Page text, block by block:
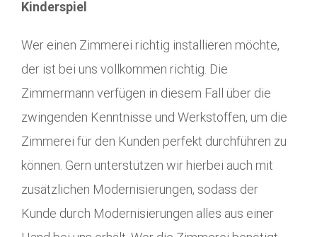
Kinderspiel
Wer einen Zimmerei richtig installieren möchte,
der ist bei uns vollkommen richtig. Die
Zimmermann verfügen in diesem Fall über die
zwingenden Kenntnisse und Werkstoffen, um die
Zimmerei für den Kunden perfekt durchführen zu
können. Gern unterstützen wir hierbei auch mit
zusätzlichen Modernisierungen, sodass der
Kunde durch Modernisierungen alles aus einer